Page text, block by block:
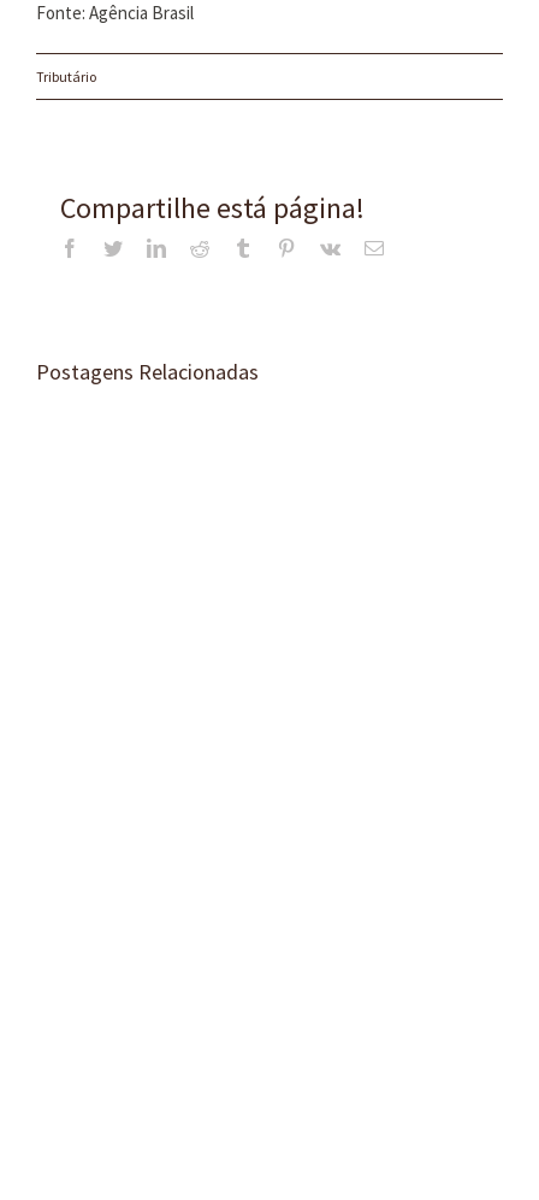
Fonte: Agência Brasil
Tributário
Compartilhe está página!
Facebook
TwitterLinkedInReddit Tumblr Pinterest
Vk
E-
Postagens Relacionadas